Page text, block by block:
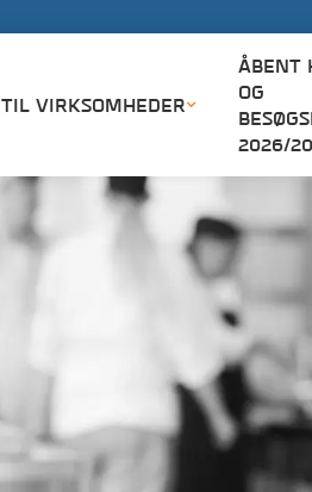
TIL VIRKSOMHEDER
ÅBENT
OG
2026/